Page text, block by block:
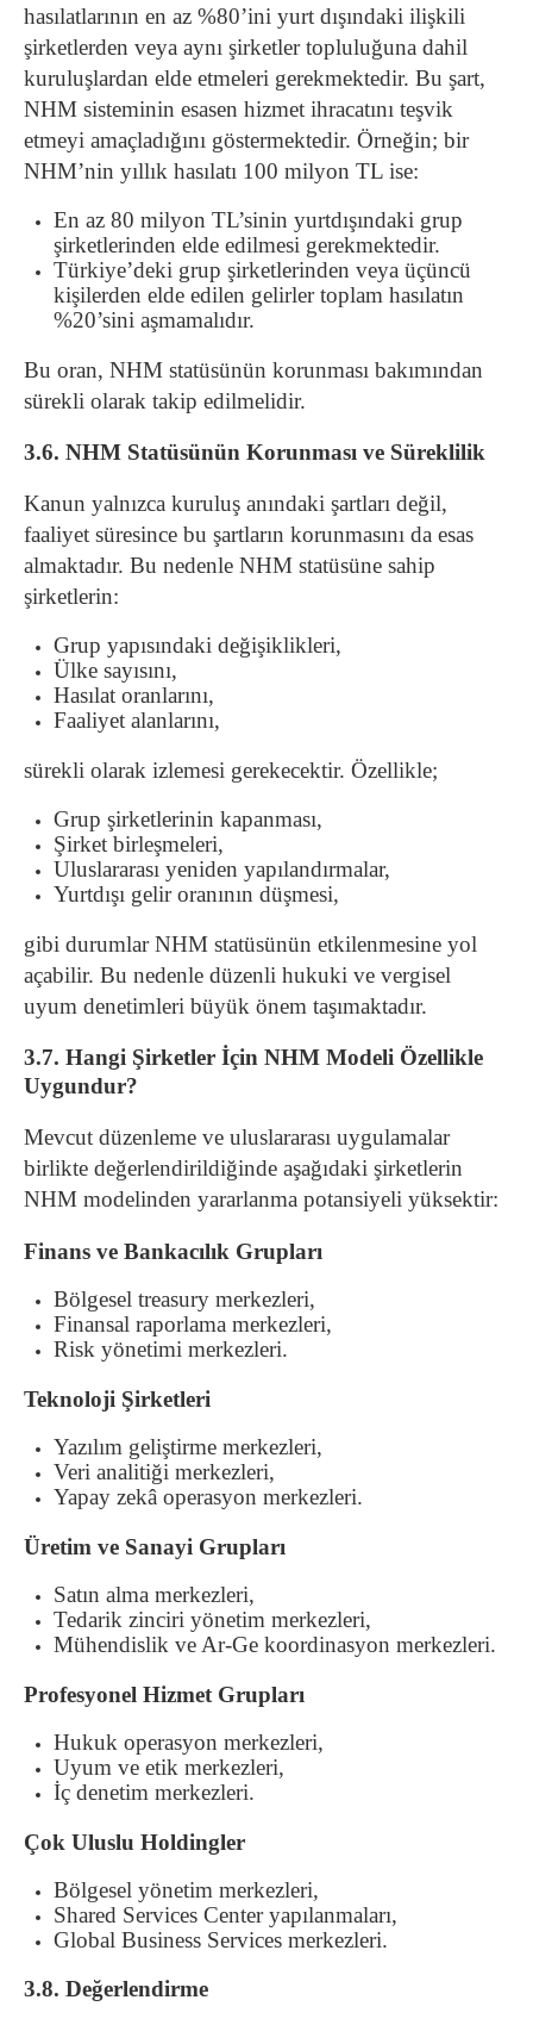
hasılatlarının en az %80’ini yurt dışındaki ilişkili
şirketlerden veya aynı şirketler topluluğuna dahil
kuruluşlardan elde etmeleri gerekmektedir. Bu şart,
NHM sisteminin esasen hizmet ihracatını teşvik
etmeyi amaçladığını göstermektedir. Örneğin; bir
NHM’nin yıllık hasılatı 100 milyon TL ise:
En az 80 milyon TL’sinin yurtdışındaki grup
şirketlerinden elde edilmesi gerekmektedir.
Türkiye’deki grup şirketlerinden veya üçüncü
kişilerden elde edilen gelirler toplam hasılatın
%20’sini aşmamalıdır.
Bu oran, NHM statüsünün korunması bakımından
sürekli olarak takip edilmelidir.
3.6. NHM Statüsünün Korunması ve Süreklilik
Kanun yalnızca kuruluş anındaki şartları değil,
faaliyet süresince bu şartların korunmasını da esas
almaktadır. Bu nedenle NHM statüsüne sahip
şirketlerin:
Grup yapısındaki değişiklikleri,
Ülke sayısını,
Hasılat oranlarını,
Faaliyet alanlarını,
sürekli olarak izlemesi gerekecektir. Özellikle;
Grup şirketlerinin kapanması,
Şirket birleşmeleri,
Uluslararası yeniden yapılandırmalar,
Yurtdışı gelir oranının düşmesi,
gibi durumlar NHM statüsünün etkilenmesine yol
açabilir. Bu nedenle düzenli hukuki ve vergisel
uyum denetimleri büyük önem taşımaktadır.
3.7. Hangi Şirketler İçin NHM Modeli Özellikle
Uygundur?
Mevcut düzenleme ve uluslararası uygulamalar
birlikte değerlendirildiğinde aşağıdaki şirketlerin
NHM modelinden yararlanma potansiyeli yüksektir:
Finans ve Bankacılık Grupları
Bölgesel treasury merkezleri,
Finansal raporlama merkezleri,
Risk yönetimi merkezleri.
Teknoloji Şirketleri
Yazılım geliştirme merkezleri,
Veri analitiği merkezleri,
Yapay zekâ operasyon merkezleri.
Üretim ve Sanayi Grupları
Satın alma merkezleri,
Tedarik zinciri yönetim merkezleri,
Mühendislik ve Ar-Ge koordinasyon merkezleri.
Profesyonel Hizmet Grupları
Hukuk operasyon merkezleri,
Uyum ve etik merkezleri,
İç denetim merkezleri.
Çok Uluslu Holdingler
Bölgesel yönetim merkezleri,
Shared Services Center yapılanmaları,
Global Business Services merkezleri.
3.8. Değerlendirme